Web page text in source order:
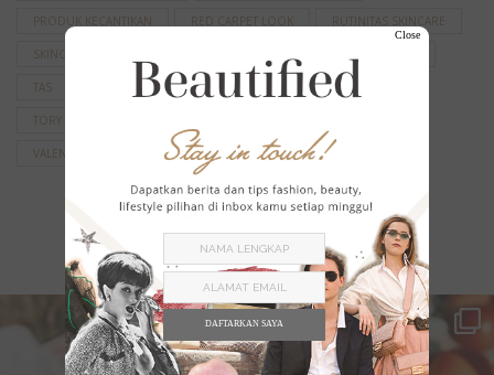
PRODUK KECANTIKAN RED CARPET LOOK RUTINITAS SKINCARE
SKINCARE
TAS TAS DESAINER TAS MEWAH TAS WANITA
TORY BURCH
VALENTINO WAJAH GLOWING
Close
DAFTARKAN SAYA